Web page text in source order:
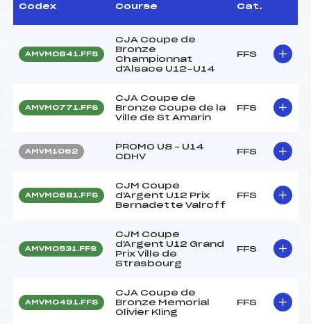
Codex Course Cat.
AMVM0841.FFS
CJA Coupe de
Bronze
Championnat
d'Alsace U12-U14
FFS
AMVM0771.FFS
CJA Coupe de
Bronze Coupe de la
Ville de St Amarin
FFS
AMVM1062
PROMO U8 – U14
CDHV
FFS
AMVM0681.FFS
CJM Coupe
d'Argent U12 Prix
Bernadette Valroff
FFS
AMVM0531.FFS
CJM Coupe
d'Argent U12 Grand
Prix Ville de
Strasbourg
FFS
AMVM0491.FFS
CJA Coupe de
Bronze Memorial
Olivier Kling
FFS